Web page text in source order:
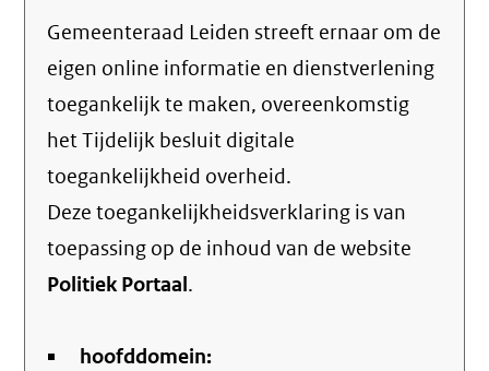
Gemeenteraad Leiden streeft ernaar om de
eigen online informatie en dienstverlening
toegankelijk te maken, overeenkomstig
hetTijdelijk besluit digitale
toegankelijkheid overheid.
Deze toegankelijkheidsverklaring is van
toepassing op de inhoud van de website
Politiek Portaal.
hoofddomein: